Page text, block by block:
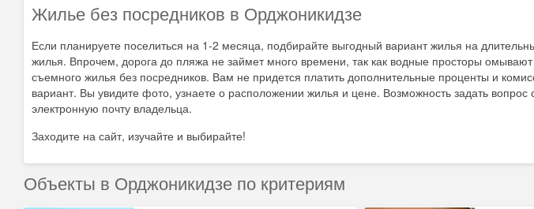
Жилье без посредников в Орджоникидзе
Если планируете поселиться на 1-2 месяца, подбирайте выгодный вариант жилья на
жилья. Впрочем, дорога до пляжа не займет много времени, так как водные просторы
съемного жилья без посредников. Вам не придется платить дополнительные проценты и
вариант. Вы увидите фото, узнаете о расположении жилья и цене. Возможность задать
электронную почту владельца.
Заходите на сайт, изучайте и выбирайте!
Объекты в Орджоникидзе по критериям